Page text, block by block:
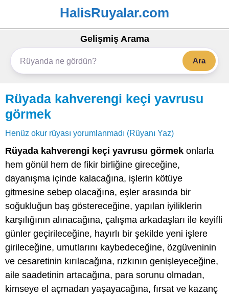
HalisRuyalar.com
Gelişmiş Arama
Ara
Rüyada kahverengi keçi yavrusu
görmek
Henüz okur rüyası yorumlanmadı (Rüyanı Yaz)
Rüyada kahverengi keçi yavrusu görmek onlarla
hem gönül hem de fikir birliğine gireceğine,
dayanışma içinde kalacağına, işlerin kötüye
gitmesine sebep olacağına, eşler arasında bir
soğukluğun baş göstereceğine, yapılan iyiliklerin
karşılığının alınacağına, çalışma arkadaşları ile keyifli
günler geçirileceğine, hayırlı bir şekilde yeni işlere
girileceğine, umutlarını kaybedeceğine, özgüveninin
ve cesaretinin kırılacağına, rızkının genişleyeceğine,
aile saadetinin artacağına, para sorunu olmadan,
kimseye el açmadan yaşayacağına, fırsat ve kazanç